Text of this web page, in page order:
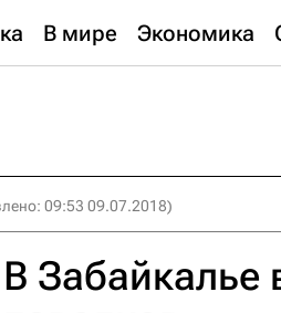
В мире Экономика
09:53 09.07.2018)
В